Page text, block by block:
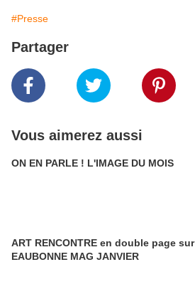
#Presse
Partager
Vous aimerez aussi
ON EN PARLE ! L'IMAGE DU MOIS
ART RENCONTRE en double page sur
EAUBONNE MAG JANVIER